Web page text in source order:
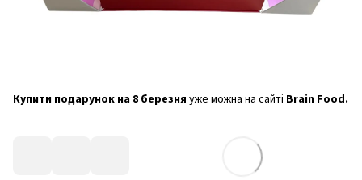
Купити подарунок на 8 березня уже можна на сайті Brain Food.